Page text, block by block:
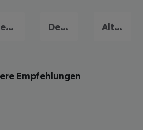
Benidorm Denia Altea
Empfehlungen